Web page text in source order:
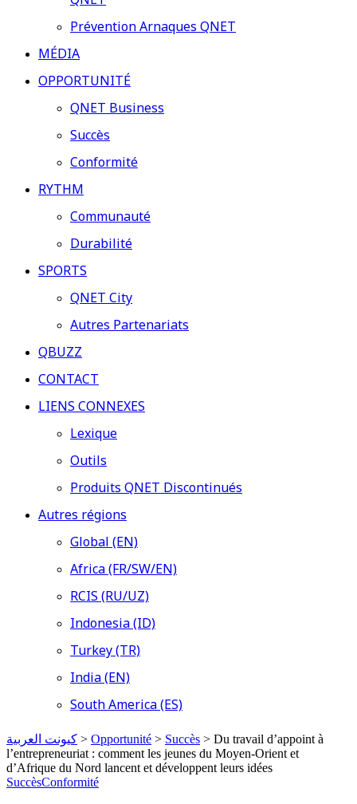
Prévention Arnaques QNET
MÉDIA
OPPORTUNITÉ
QNET Business
Succès
Conformité
RYTHM
Communauté
Durabilité
SPORTS
QNET City
Autres Partenariats
QBUZZ
CONTACT
LIENS CONNEXES
Lexique
Outils
Produits QNET Discontinués
Autres régions
Global (EN)
Africa (FR/SW/EN)
RCIS (RU/UZ)
Indonesia (ID)
Turkey (TR)
India (EN)
South America (ES)
كيونت العربية > Opportunité > Succès > Du travail d’appoint à
l’entrepreneuriat : comment les jeunes du Moyen-Orient et
d’Afrique du Nord lancent et développent leurs idées
SuccèsConformité